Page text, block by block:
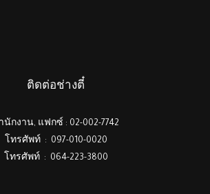
ติดต่อช่างตี๋
นักงาน, แฟกซ์ : 02-002-7742
โทรศัพท์ : 097-010-0020
โทรศัพท์ : 064-223-3800